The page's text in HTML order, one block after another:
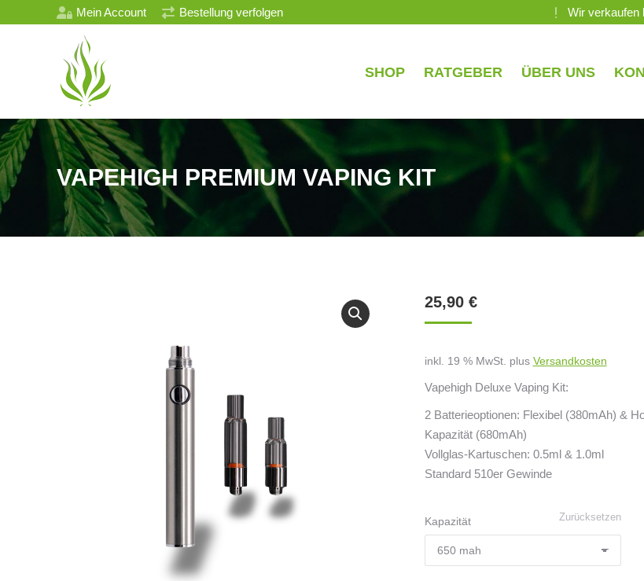
Mein Account Bestellung verfolgen Wir verkaufen
SHOP RATGEBER ÜBER UNS
VAPEHIGH PREMIUM VAPING KIT
25,90 €
inkl. 19 % MwSt. plus Versandkosten
Vapehigh Deluxe Vaping Kit:
2 Batterieoptionen: Flexibel (380mAh) &
Kapazität (680mAh)
Vollglas-Kartuschen: 0.5ml & 1.0ml
Standard 510er Gewinde
Kapazität Zurücksetzen